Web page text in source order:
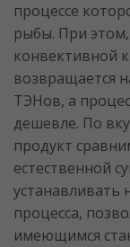
процессе
рыбы. При
конвективной
возвращается
ТЭНов, а
дешевле. По
продукт
естественной
устанавливать
процесса,
имеющимся